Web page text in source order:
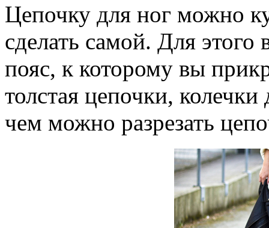
Цепочку для ног можно
сделать самой. Для
пояс, к которому вы
толстая цепочки,
чем можно разрезать